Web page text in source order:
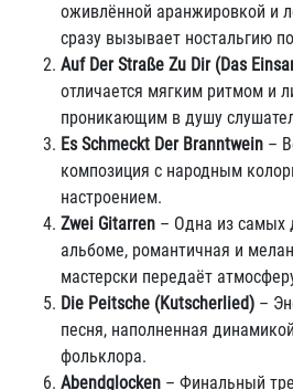
оживлённой аранжировкой и
сразу вызывает ностальгию
Auf Der Straße Zu Dir (Das
отличается мягким ритмом и
проникающим в душу
Es Schmeckt Der Branntwein –
композиция с народным
настроением.
Zwei Gitarren – Одна из самых
альбоме, романтичная и
мастерски передаёт
Die Peitsche (Kutscherlied) –
песня, наполненная
фольклора.
Abendglocken – Финальный